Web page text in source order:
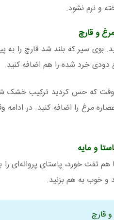
و نرم نشود.
و قارچ
بوی سیر که بلند شد قارچ را
خرد شده را هم اضافه کنید.
مرغ را اضافه کنید. در ادامه
و مایه
که مواد با هم تفت خورد، پاستای
و خوب به هم بزنید.
قارچ